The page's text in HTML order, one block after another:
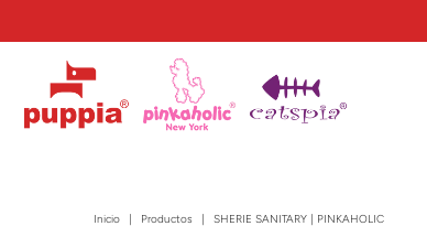
Inicio | Productos | SHERIE SANITARY | PINKAHOLIC